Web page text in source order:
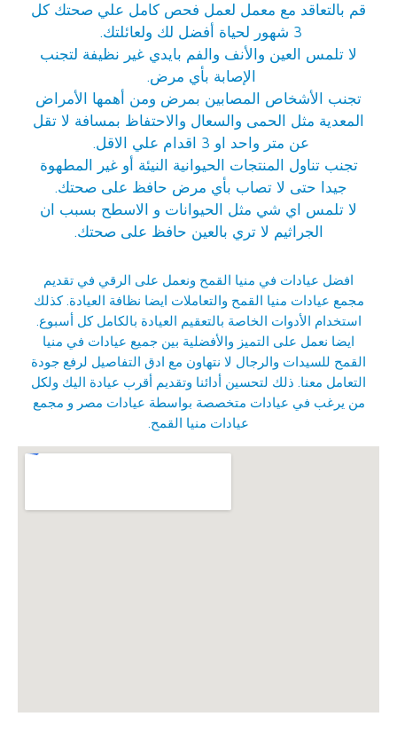
قم بالتعاقد مع معمل لعمل فحص كامل علي صحتك كل
3 شهور لحياة أفضل لك ولعائلتك.
لا تلمس العين والأنف والفم بايدي غير نظيفة لتجنب
الإصابة بأي مرض.
تجنب الأشخاص المصابين بمرض ومن أهمها الأمراض
المعدية مثل الحمى والسعال والاحتفاظ بمسافة لا تقل
عن متر واحد او 3 اقدام علي الاقل.
تجنب تناول المنتجات الحيوانية النيئة أو غير المطهوة
جيدا حتى لا تصاب بأي مرض حافظ على صحتك.
لا تلمس اي شي مثل الحيوانات و الاسطح بسبب ان
الجراثيم لا تري بالعين حافظ على صحتك.
افضل عيادات في منيا القمح ونعمل على الرقي في تقديم
مجمع عيادات منيا القمح والتعاملات ايضا نظافة العيادة. كذلك
استخدام الأدوات الخاصة بالتعقيم العيادة بالكامل كل أسبوع.
ايضا نعمل على التميز والأفضلية بين جميع عيادات في منيا
القمح للسيدات والرجال لا نتهاون مع ادق التفاصيل لرفع جودة
التعامل معنا. ذلك لتحسين أدائنا وتقديم أقرب عيادة اليك ولكل
من يرغب في عيادات متخصصة بواسطة عيادات مصر و مجمع
عيادات منيا القمح